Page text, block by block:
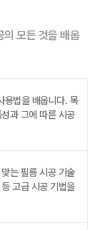
의 모든 것을 배웁
용법을 배웁니다. 목
과 그에 따른 시공
는 필름 시공 기술
고급 시공 기법을